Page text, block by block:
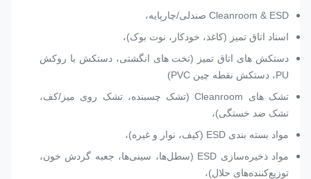
Cleanroom & ESD صندلی/چارپایه،
اسناد اتاق تمیز (کاغذ، خودکار، نوت بوک)،
دستکش های اتاق تمیز (تخت های انگشتی، دستکش با روکش
PU، دستکش نقطه چین PVC)
تشک های Cleanroom (تشک چسبنده، تشک روی میز/کف،
تشک ضد خستگی)،
مواد بسته بندی ESD (کیف، نوار و غیره)،
مواد ذخیره‌سازی ESD (سطل‌ها، سینی‌ها، جعبه گردش خون،
توزیع‌کننده‌های حلال)،